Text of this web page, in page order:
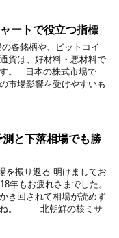
ートで役立つ指標
各銘柄や、ビットコイ
貨は、好材料・悪材料で
。 日本の株式市場で
市場影響を受けやすいも
と下落相場でも勝
り返る 明けましてお
年もお疲れさまでした。
き回されて相場が読めず
ね。 北朝鮮の核ミサ